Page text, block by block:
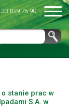
33 829 75 90
stanie prac w
S.A. w